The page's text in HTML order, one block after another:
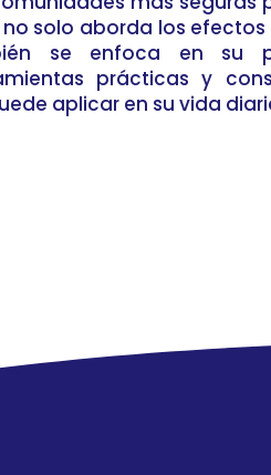
solo aborda los
se enfoca en su
prácticas y
aplicar en su vida